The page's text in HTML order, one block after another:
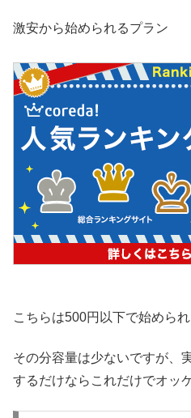
激安から始められるプラン
こちらは500円以下で始められ
その分容量は少ないですが、
するだけならこれだけでオッ